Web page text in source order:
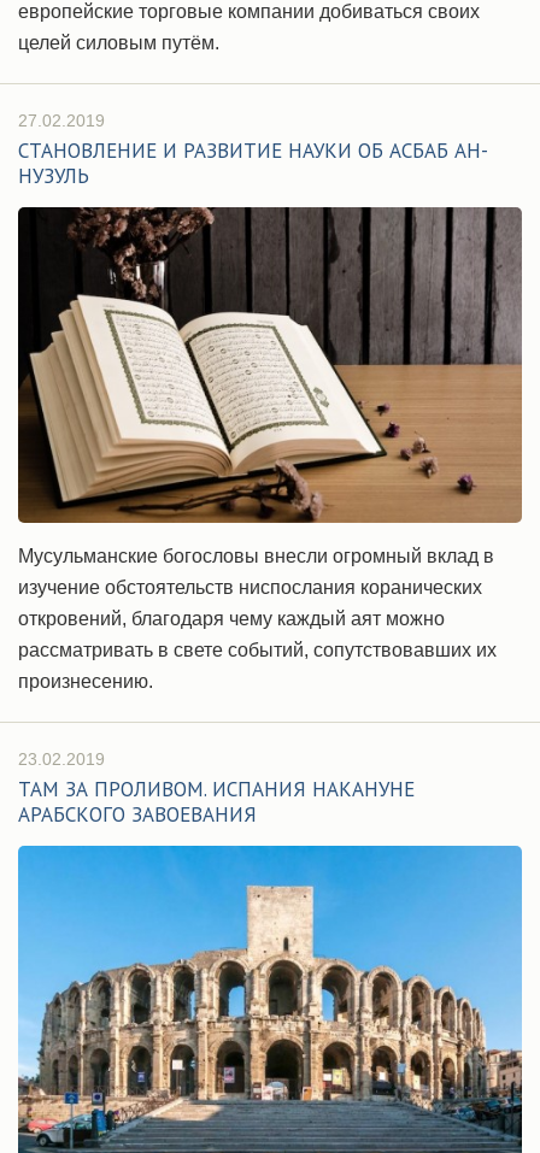
европейские торговые компании добиваться своих
целей силовым путём.
27.02.2019
СТАНОВЛЕНИЕ И РАЗВИТИЕ НАУКИ ОБ АСБАБ АН-
НУЗУЛЬ
Мусульманские богословы внесли огромный вклад в
изучение обстоятельств ниспослания коранических
откровений, благодаря чему каждый аят можно
рассматривать в свете событий, сопутствовавших их
произнесению.
23.02.2019
ТАМ ЗА ПРОЛИВОМ. ИСПАНИЯ НАКАНУНЕ
АРАБСКОГО ЗАВОЕВАНИЯ